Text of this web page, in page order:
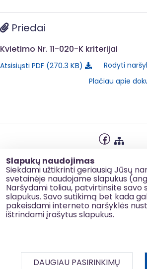
Slapukų naudojimas
Siekdami užtikrinti geriausią Jūsų
svetainėje naudojame slapukus
Naršydami toliau, patvirtinsite savo
slapukus. Savo sutikimą bet kada
pakeisdami interneto naršyklės
ištrindami įrašytus slapukus.
DAUGIAU PASIRINKIMŲ
Priedai
Kvietimo Nr. 11-020-K kriterijai
Atsisiųsti PDF 270.3 KB
Rodyti
Plačiau apie
Slapukų naudojimas
Korupcijos prevencija
Kontaktai